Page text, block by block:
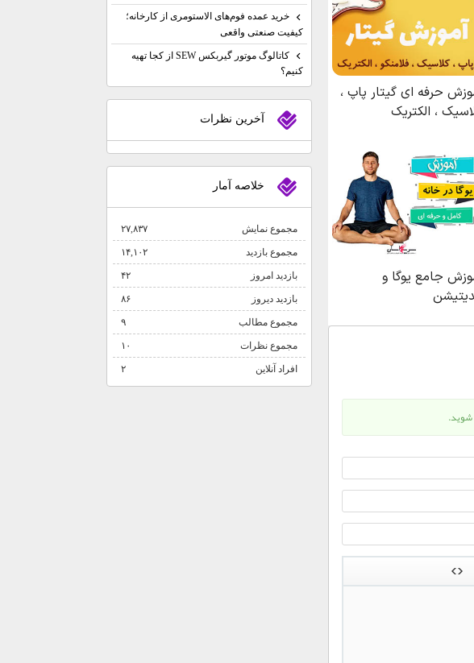
شوید.
خرید عمده فوم‌های الاستومری از کارخانه؛
کیفیت صنعتی واقعی
کاتالوگ موتور گیربکس SEW از کجا تهیه
کنیم؟
آخرين نظرات
خلاصه آمار
مجموع نمایش‌ ۲۷,۸۳۷
مجموع بازدید ۱۴,۱۰۲
بازدید امروز ۴۲
بازدید دیروز ۸۶
مجموع مطالب ۹
مجموع نظرات ۱۰
افراد آنلاین ۲